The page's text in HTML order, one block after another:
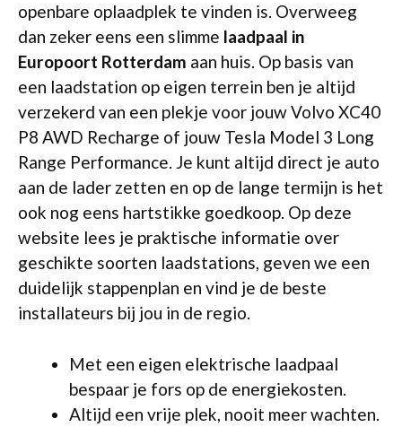
openbare oplaadplek te vinden is. Overweeg
dan zeker eens een slimme laadpaal in
Europoort Rotterdam aan huis. Op basis van
een laadstation op eigen terrein ben je altijd
verzekerd van een plekje voor jouw Volvo XC40
P8 AWD Recharge of jouw Tesla Model 3 Long
Range Performance. Je kunt altijd direct je auto
aan de lader zetten en op de lange termijn is het
ook nog eens hartstikke goedkoop. Op deze
website lees je praktische informatie over
geschikte soorten laadstations, geven we een
duidelijk stappenplan en vind je de beste
installateurs bij jou in de regio.
Met een eigen elektrische laadpaal
bespaar je fors op de energiekosten.
Altijd een vrije plek, nooit meer wachten.